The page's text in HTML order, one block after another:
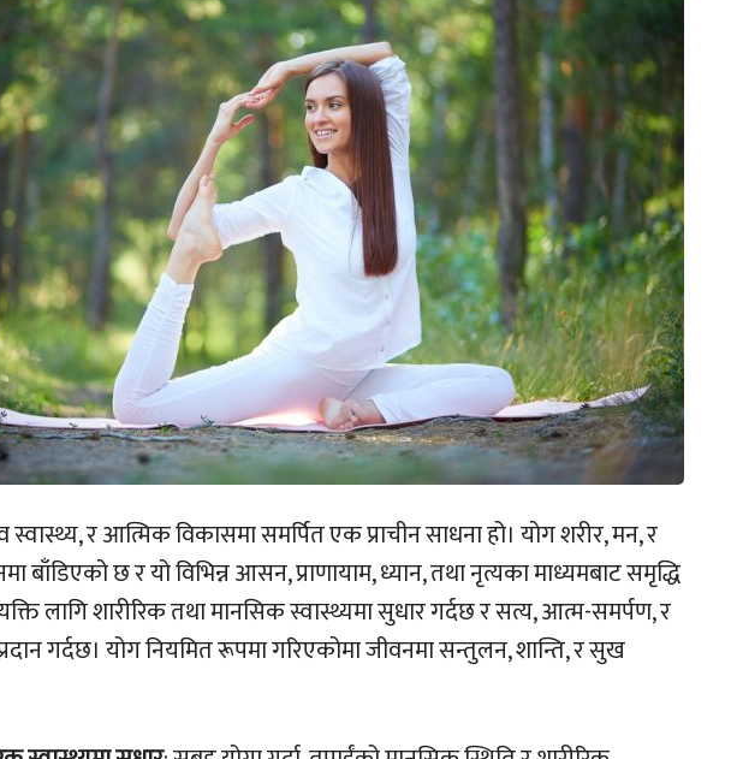
र आत्मिक विकासमा समर्पित एक प्राचीन साधना हो। योग शरीर, मन, र
बाँडिएको छ र यो विभिन्न आसन, प्राणायाम, ध्यान, तथा नृत्यका माध्यमबाट समृद्धि
लागि शारीरिक तथा मानसिक स्वास्थ्यमा सुधार गर्दछ र सत्य, आत्म-समर्पण, र
गर्दछ। योग नियमित रूपमा गरिएकोमा जीवनमा सन्तुलन, शान्ति, र सुख